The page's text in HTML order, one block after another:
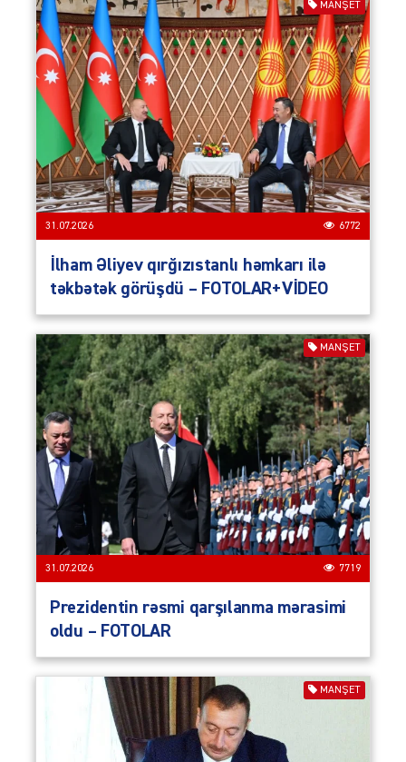
MANŞET
31.07.2026 6772
İlham Əliyev qırğızıstanlı həmkarı ilə
təkbətək görüşdü – FOTOLAR+VİDEO
MANŞET
31.07.2026 7719
Prezidentin rəsmi qarşılanma mərasimi
oldu – FOTOLAR
MANŞET